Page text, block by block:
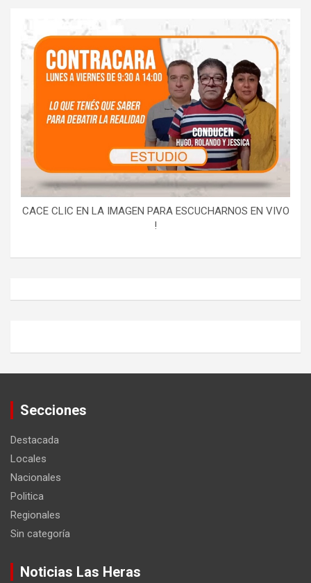
CACE CLIC EN LA IMAGEN PARA ESCUCHARNOS EN VIVO
!
Secciones
Destacada
Locales
Nacionales
Politica
Regionales
Sin categoría
Noticias Las Heras